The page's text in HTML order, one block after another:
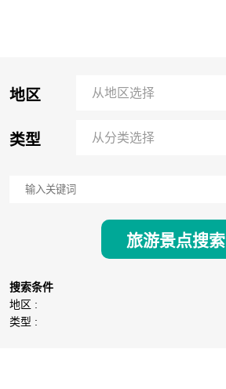
地区 从地区选择
类型 从分类选择
旅游景点搜索
搜索条件
地区 :
类型 :